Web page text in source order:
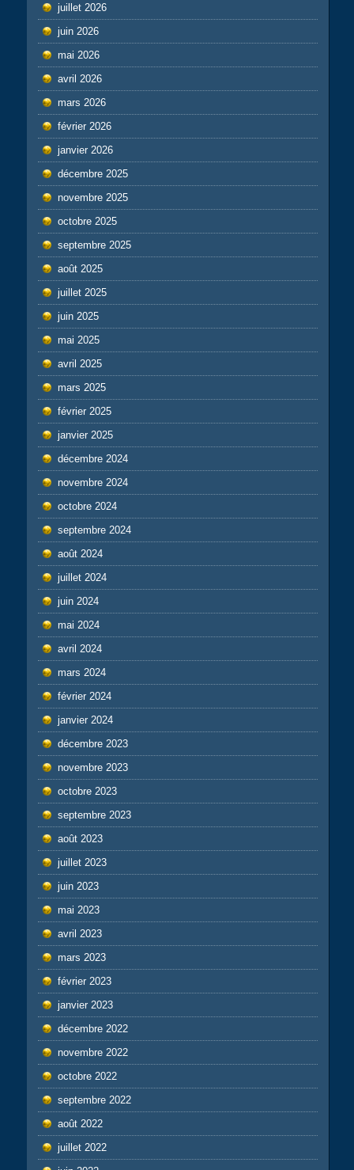
juillet 2026
juin 2026
mai 2026
avril 2026
mars 2026
février 2026
janvier 2026
décembre 2025
novembre 2025
octobre 2025
septembre 2025
août 2025
juillet 2025
juin 2025
mai 2025
avril 2025
mars 2025
février 2025
janvier 2025
décembre 2024
novembre 2024
octobre 2024
septembre 2024
août 2024
juillet 2024
juin 2024
mai 2024
avril 2024
mars 2024
février 2024
janvier 2024
décembre 2023
novembre 2023
octobre 2023
septembre 2023
août 2023
juillet 2023
juin 2023
mai 2023
avril 2023
mars 2023
février 2023
janvier 2023
décembre 2022
novembre 2022
octobre 2022
septembre 2022
août 2022
juillet 2022